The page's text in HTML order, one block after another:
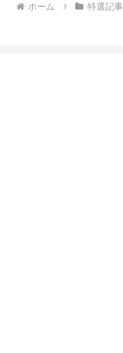
ホーム 特選記事